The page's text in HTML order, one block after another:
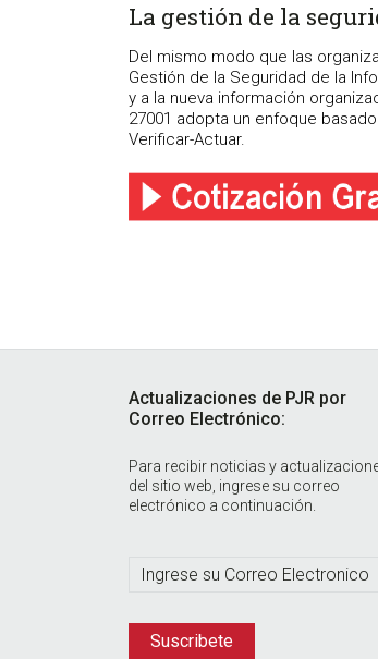
La gestión de la
Del mismo modo que las
Gestión de la Seguridad de la
y a la nueva información
27001 adopta un enfoque
Verificar-Actuar.
Actualizaciones de PJR por
Correo Electrónico:
Para recibir noticias y
del sitio web, ingrese su correo
electrónico a continuación.